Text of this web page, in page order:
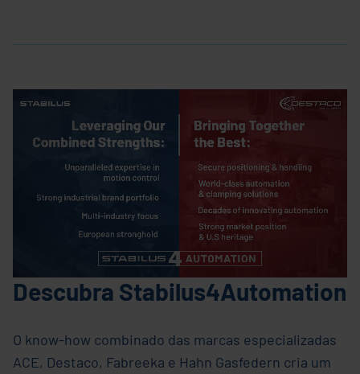
Descubra Stabilus4Automation
O know-how combinado das marcas especializadas
ACE, Destaco, Fabreeka e Hahn Gasfedern cria um